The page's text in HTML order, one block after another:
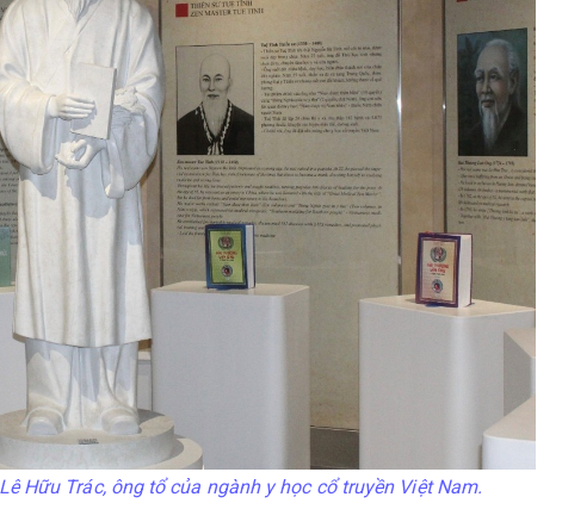
Hữu Trác, ông tổ của ngành y học cổ truyền Việt Nam.